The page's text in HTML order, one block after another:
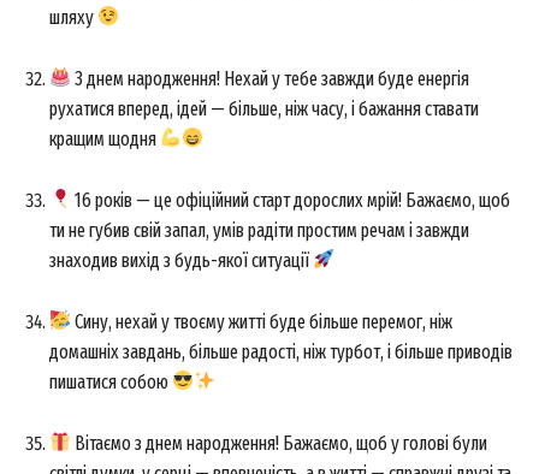
News Week
шляху
З днем народження! Нехай у тебе завжди буде енергія
рухатися вперед, ідей — більше, ніж часу, і бажання ставати
кращим щодня
16 років — це офіційний старт дорослих мрій! Бажаємо, щоб
ти не губив свій запал, умів радіти простим речам і завжди
знаходив вихід з будь-якої ситуації
Сину, нехай у твоєму житті буде більше перемог, ніж
домашніх завдань, більше радості, ніж турбот, і більше приводів
пишатися собою
Вітаємо з днем народження! Бажаємо, щоб у голові були